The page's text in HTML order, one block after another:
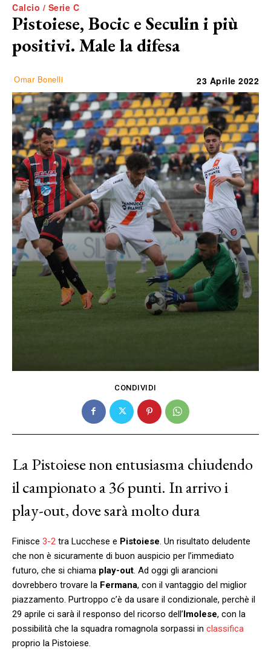
Calcio / Serie C
Pistoiese, Bocic e Seculin i più
positivi. Male la difesa
Omar Bonelli 23 Aprile 2022
CONDIVIDI
La Pistoiese non entusiasma chiudendo
il campionato a 36 punti. In arrivo i
play-out, dove sarà molto dura
Finisce 3-2 tra Lucchese e Pistoiese. Un risultato deludente
che non è sicuramente di buon auspicio per l’immediato
futuro, che si chiama play-out. Ad oggi gli arancioni
dovrebbero trovare la Fermana, con il vantaggio del miglior
piazzamento. Purtroppo c’è da usare il condizionale, perchè il
29 aprile ci sarà il responso del ricorso dell’Imolese, con la
possibilità che la squadra romagnola sorpassi in classifica
proprio la Pistoiese.